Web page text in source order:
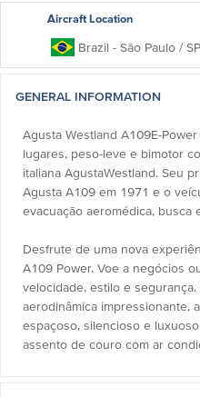
Aircraft Location
Brazil - São Paulo / SP
GENERAL INFORMATION
Agusta Westland A109E-
lugares, peso-leve e bimotor
italiana AgustaWestland. Seu
Agusta A109 em 1971 e o
evacuação aeromédica, busca
Desfrute de uma nova
A109 Power. Voe a negócios
velocidade, estilo e
aerodinâmica impressionante,
espaçoso, silencioso e
assento de couro com ar